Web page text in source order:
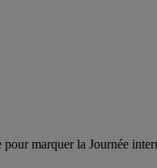
marquer la Journée